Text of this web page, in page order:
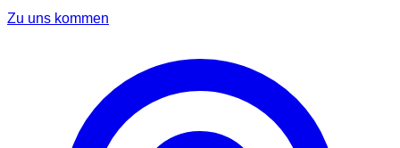
Zu uns kommen